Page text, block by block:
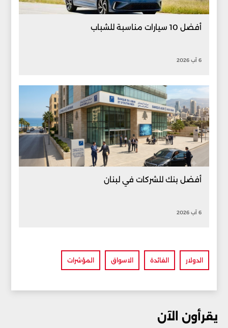
أفضل 10 سيارات مناسبة للشباب
6 آب 2026
أفضل بنك للشركات في لبنان
6 آب 2026
الدولار الفائدة الاسواق المؤشرات
يقرأون الآن